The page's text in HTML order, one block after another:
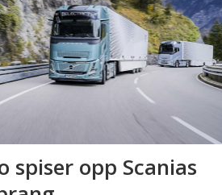
spiser opp Scanias